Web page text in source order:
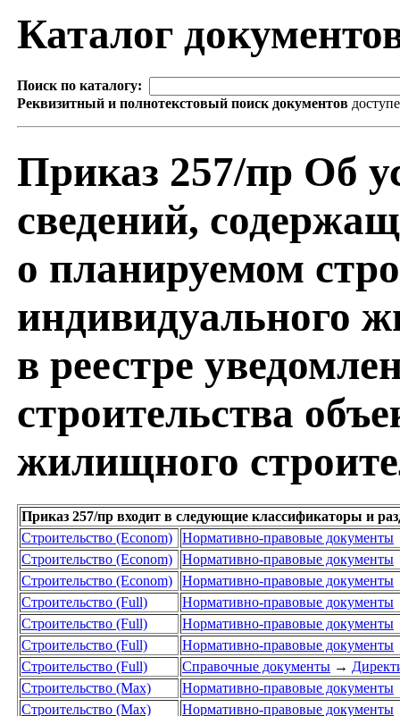
Каталог
Поиск по каталогу:
Реквизитный и полнотекстовый поиск документов
Приказ 257/пр Об
сведений,
о планируемом
индивидуального
в реестре
строительства
жилищного
Приказ 257/пр входит в следующие классификаторы и
Строительство (Econom)
Нормативно-правовые документы
Строительство (Econom)
Нормативно-правовые документы
Строительство (Econom)
Нормативно-правовые документы
Строительство (Full)
Нормативно-правовые документы
Строительство (Full)
Нормативно-правовые документы
Строительство (Full)
Нормативно-правовые документы
Строительство (Full)
Справочные документы →
Строительство (Max)
Нормативно-правовые документы
Строительство (Max)
Нормативно-правовые документы